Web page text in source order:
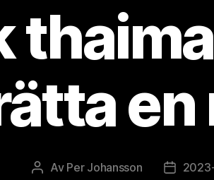
Inläggsförfattare
Av Per Johansson